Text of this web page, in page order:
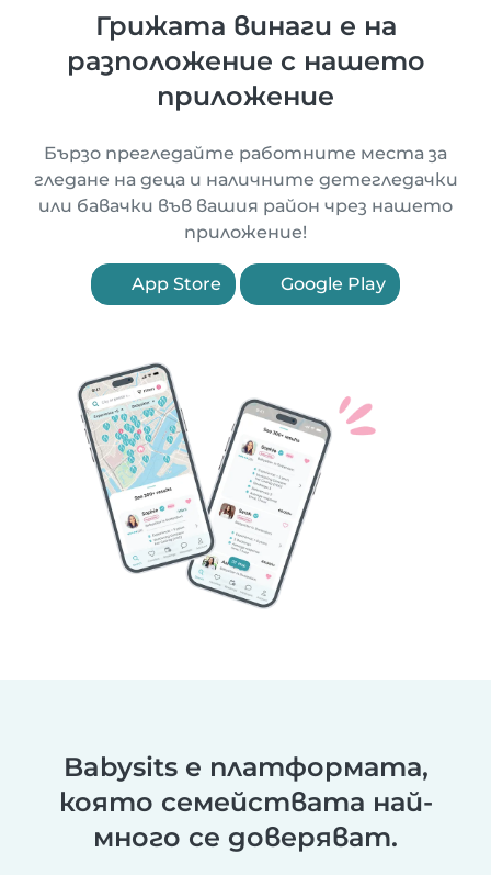
Грижата винаги е на
разположение с нашето
приложение
Бързо прегледайте работните места за
гледане на деца и наличните детегледачки
или бавачки във вашия район чрез нашето
приложение!
App Store Google Play
Babysits е платформата,
която семействата най-
много се доверяват.